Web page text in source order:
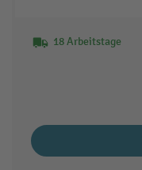
18 Arbeitstage